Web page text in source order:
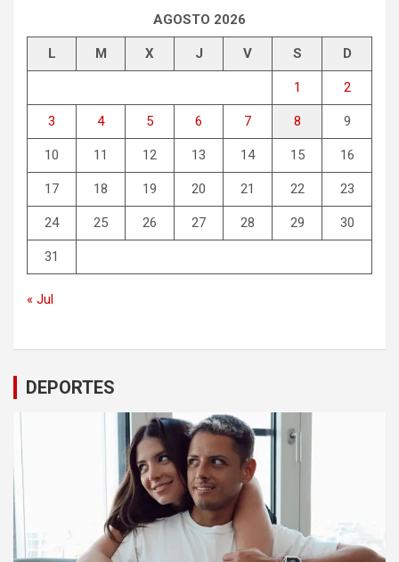
AGOSTO 2026
L M X J V S D
1 2
3 4 5 6 7 8 9
10 11 12 13 14 15 16
17 18 19 20 21 22 23
24 25 26 27 28 29 30
31
« Jul
DEPORTES